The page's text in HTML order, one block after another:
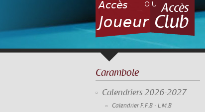
Carambole
Calendriers 2026-2027
Calendrier F.F.B - L.M.B